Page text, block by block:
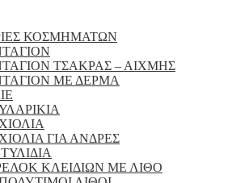
ΚΟΣΜΗΜΑΤΩΝ
ΤΣΑΚΡΑΣ – ΑΙΧΜΗΣ
ΜΕ ΔΕΡΜΑ
ΓΙΑ ΑΝΔΡΕΣ
ΚΛΕΙΔΙΩΝ ΜΕ ΛΙΘΟ